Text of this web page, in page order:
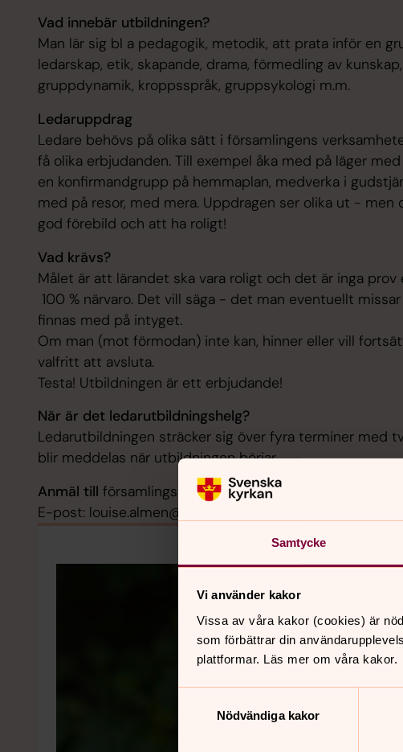
Samtycke
Vi använder kakor
Vissa av våra kakor (cookies) är
som förbättrar din
plattformar. Läs mer om våra kakor.
Nödvändiga kakor
Vad innebär utbildningen?
Man lär sig bl a pedagogik, metodik, att prata inför en
ledarskap, etik, skapande, drama, förmedling av
gruppdynamik, kroppsspråk, gruppsykologi m.m.
Ledaruppdrag
Ledare behövs på olika sätt i församlingens
få olika erbjudanden. Till exempel åka med på läger
en konfirmandgrupp på hemmaplan, medverka i
med på resor, med mera. Uppdragen ser olika ut -
god förebild och att ha roligt!
Vad krävs?
Målet är att lärandet ska vara roligt och det är inga prov
100 % närvaro. Det vill säga - det man eventuellt
finnas med på intyget.
Om man (mot förmodan) inte kan, hinner eller vill
valfritt att avsluta.
Testa! Utbildningen är ett erbjudande!
När är det ledarutbildningshelg?
Ledarutbildningen sträcker sig över fyra terminer med
blir meddelas när utbildningen börjar.
Anmäl till församlingspedagog Louise Almén.
E-post: louise.almen@svenskakyrkan.se